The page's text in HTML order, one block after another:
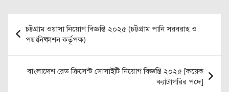
Post
navigation
চট্টগ্রাম ওয়াসা নিয়োগ বিজ্ঞপ্তি ২০২৫ (চট্টগ্রাম পানি সরবরাহ ও
পয়ঃনিষ্কাশন কর্তৃপক্ষ)
বাংলাদেশ রেড ক্রিসেন্ট সোসাইটি নিয়োগ বিজ্ঞপ্তি ২০২৫ [কয়েক
ক্যাটাগরির পদে]